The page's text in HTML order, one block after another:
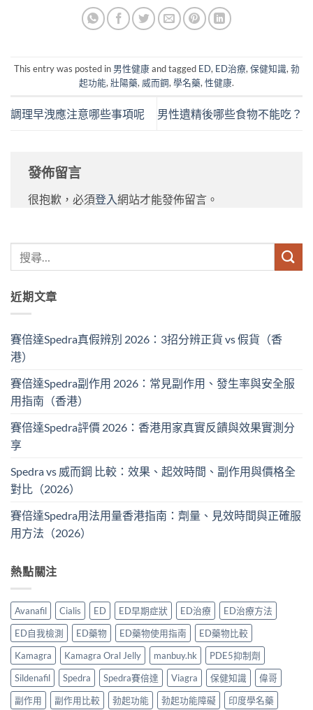
This entry was posted in 男性健康and tagged ED, ED治療, 保健知識, 勃
起功能, 壯陽藥, 威而鋼, 學名藥, 性健康.
調理早洩應注意哪些事項呢 男性遺精後哪些食物不能吃？
發佈留言
很抱歉，必須登入 網站才能發佈留言。
近期文章
賽倍達Spedra真假辨別 2026：3招分辨正貨 vs 假貨（香
港）
賽倍達Spedra副作用 2026：常見副作用、發生率與安全服
用指南（香港）
賽倍達Spedra評價 2026：香港用家真實反饋與效果實測分
享
Spedra vs 威而鋼 比較：效果、起效時間、副作用與價格全
對比（2026）
賽倍達Spedra用法用量香港指南：劑量、見效時間與正確服
用方法（2026）
熱點關注
Avanafil Cialis ED ED早期症狀 ED治療
ED治療方法
ED自我檢測
ED藥物 ED藥物使用指南
ED藥物比較
Kamagra
Kamagra Oral Jelly manbuy.hk
PDE5抑制劑
Sildenafil
Spedra Spedra賽倍達 Viagra 保健知識
偉哥
副作用
副作用比較 勃起功能 勃起功能障礙 印度學名藥